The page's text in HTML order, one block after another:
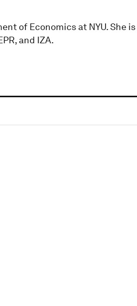
of Economics at NYU. She
and IZA.